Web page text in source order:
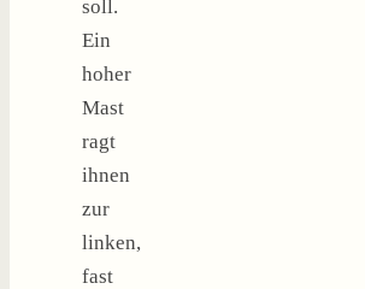
soll.
Ein
hoher
Mast
ragt
ihnen
zur
linken,
fast